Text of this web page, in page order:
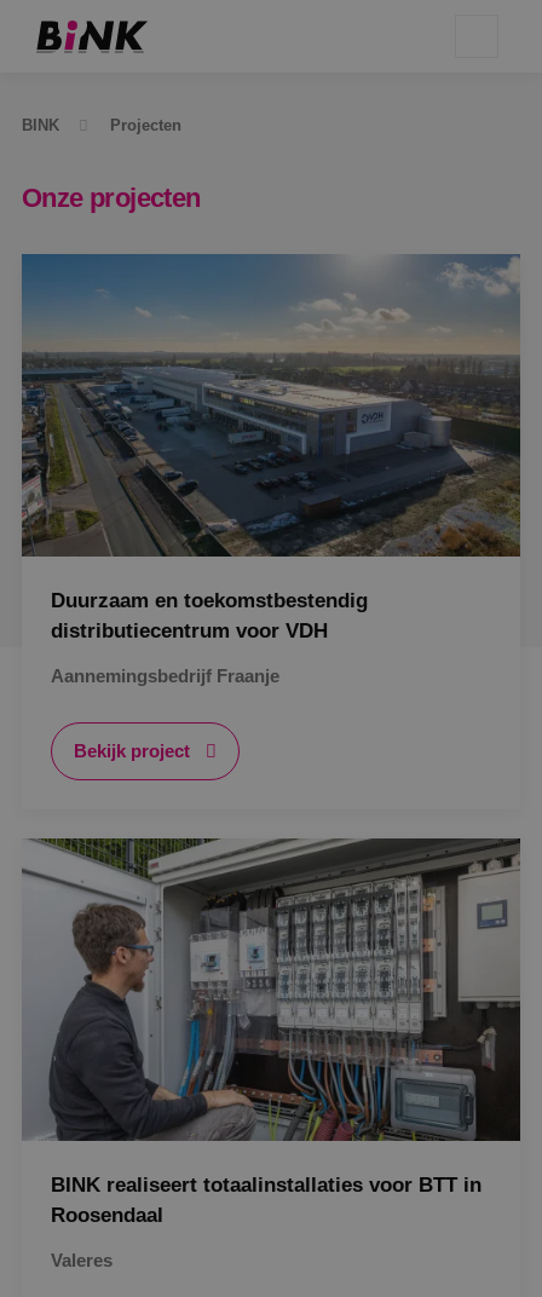
BINK Projecten
Onze projecten
Duurzaam en toekomstbestendig
distributiecentrum voor VDH
Aannemingsbedrijf Fraanje
Bekijk project
BINK realiseert totaalinstallaties voor BTT in
Roosendaal
Valeres